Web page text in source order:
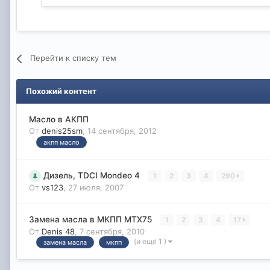
Перейти к списку тем
Похожий контент
Масло в АКПП
От denis25sm, 14 сентября, 2012
акпп масло
Дизель, TDCI Mondeo 4 1 2 3 4 290
От vs123 27 июля, 2007
Замена масла в МКПП МТХ75 1 2 3 4 17
От Denis 48 7 сентября, 2010
замена масла мкпп (и ещё 1 )